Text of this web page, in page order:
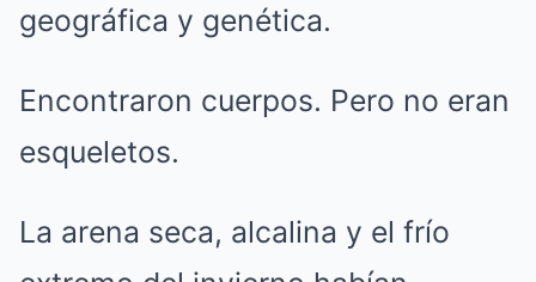
geográfica y genética.
Encontraron cuerpos. Pero no eran
esqueletos.
La arena seca, alcalina y el frío